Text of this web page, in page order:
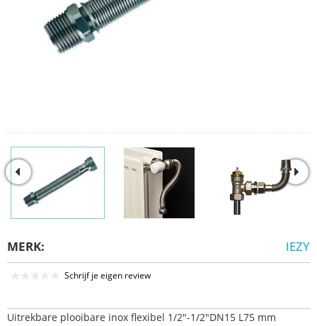
MERK: IEZY
Schrijf je eigen review
Uitrekbare plooibare inox flexibel 1/2"-1/2"DN15 L75 mm